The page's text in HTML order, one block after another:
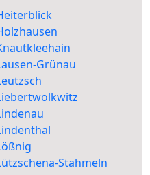
Grünau
Stahmeln